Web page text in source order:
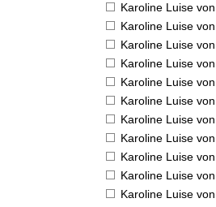
Karoline Luise
Karoline Luise
Karoline Luise
Karoline Luise
Karoline Luise
Karoline Luise
Karoline Luise
Karoline Luise
Karoline Luise
Karoline Luise
Karoline Luise